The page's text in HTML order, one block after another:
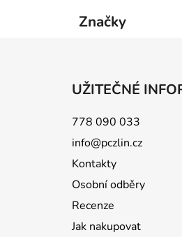
Značky
UŽITEČNÉ
778 090 033
info@pczlin.cz
Kontakty
Osobní odběry
Recenze
Jak nakupovat